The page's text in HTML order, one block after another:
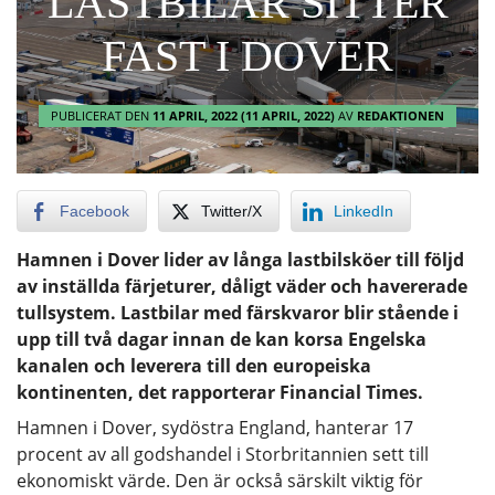
FAST I DOVER
PUBLICERAT DEN 11 APRIL, 2022 (11 APRIL, 2022) AV REDAKTIONEN
Facebook Twitter/X LinkedIn
Hamnen i Dover lider av långa lastbilsköer till följd
av inställda färjeturer, dåligt väder och havererade
tullsystem. Lastbilar med färskvaror blir stående i
upp till två dagar innan de kan korsa Engelska
kanalen och leverera till den europeiska
kontinenten, det rapporterar Financial Times.
Hamnen i Dover, sydöstra England, hanterar 17
procent av all godshandel i Storbritannien sett till
ekonomiskt värde. Den är också särskilt viktig för